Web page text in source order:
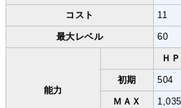
コスト 11
最大レベル 60
能力
ＨＰ
初期 504
ＭＡＸ 1,035